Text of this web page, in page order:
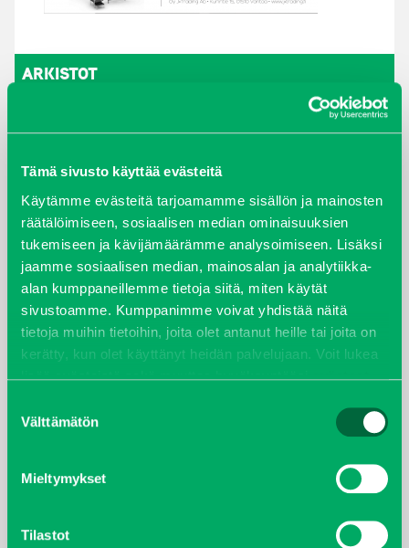
Tämä sivusto käyttää evästeitä
Käytämme evästeitä tarjoamamme sisällön ja mainosten
räätälöimiseen, sosiaalisen median ominaisuuksien
tukemiseen ja kävijämäärämme analysoimiseen. Lisäksi
jaamme sosiaalisen median, mainosalan ja analytiikka-
alan kumppaneillemme tietoja siitä, miten käytät
sivustoamme. Kumppanimme voivat yhdistää näitä
tietoja muihin tietoihin, joita olet antanut heille tai joita on
kerätty, kun olet käyttänyt heidän palvelujaan. Voit lukea
lisää evästeistä sekä muuttaa hyväksyntääsievästeet
valinta
Välttämätön
Mieltymykset
Tilastot
ARKISTOT
elokuu 2024
syyskuu 2023
joulukuu 2022
huhtikuu 2022
helmikuu 2022
kesäkuu 2021
tammikuu 2021